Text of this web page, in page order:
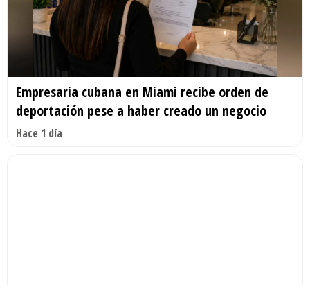
Empresaria cubana en Miami recibe orden de
deportación pese a haber creado un negocio
Hace 1 día